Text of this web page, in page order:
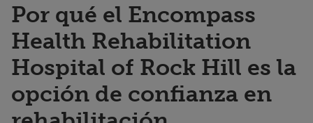
Por qué el Encompass
Health Rehabilitation
Hospital of Rock Hill es la
opción de confianza en